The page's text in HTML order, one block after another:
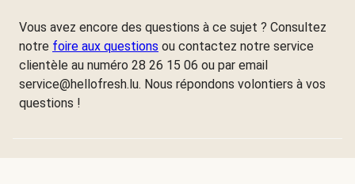
Vous avez encore des questions à ce sujet ? Consultez
notre foire aux questions ou contactez notre service
clientèle au numéro 28 26 15 06 ou par email
service@hellofresh.lu. Nous répondons volontiers à vos
questions !